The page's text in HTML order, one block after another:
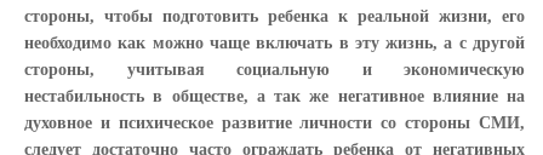
стороны, чтобы подготовить ребенка к реальной жизни, его
необходимо как можно чаще включать в эту жизнь, а с другой
стороны, учитывая социальную и экономическую
нестабильность в обществе, а так же негативное влияние на
духовное и психическое развитие личности со стороны СМИ,
следует достаточно часто ограждать ребенка от негативных